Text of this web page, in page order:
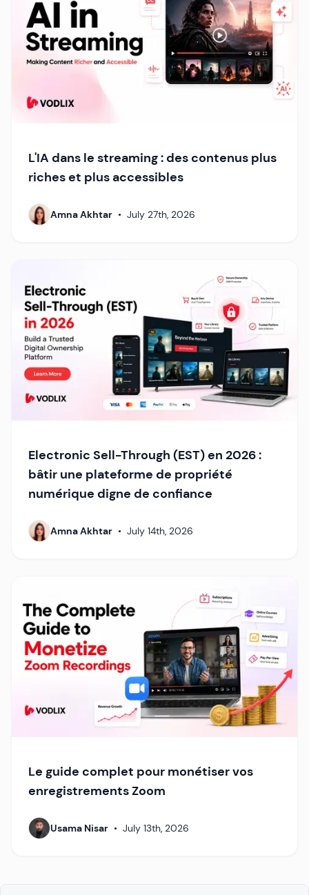
L'IA dans le streaming : des contenus plus
riches et plus accessibles
Amna Akhtar • July 27th, 2026
Electronic Sell-Through (EST) en 2026 :
bâtir une plateforme de propriété
numérique digne de confiance
Amna Akhtar • July 14th, 2026
Le guide complet pour monétiser vos
enregistrements Zoom
Usama Nisar • July 13th, 2026